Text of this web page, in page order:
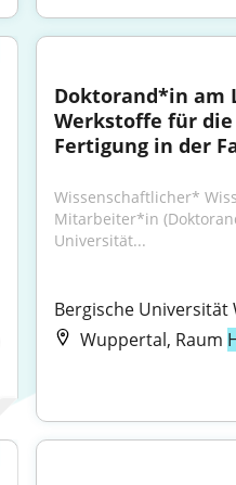
Doktorand*in am
Werkstoffe für
Fertigung in der
Wissenschaftlicher*
Mitarbeiter*in
Universität...
Bergische Universität
Wuppertal, Raum